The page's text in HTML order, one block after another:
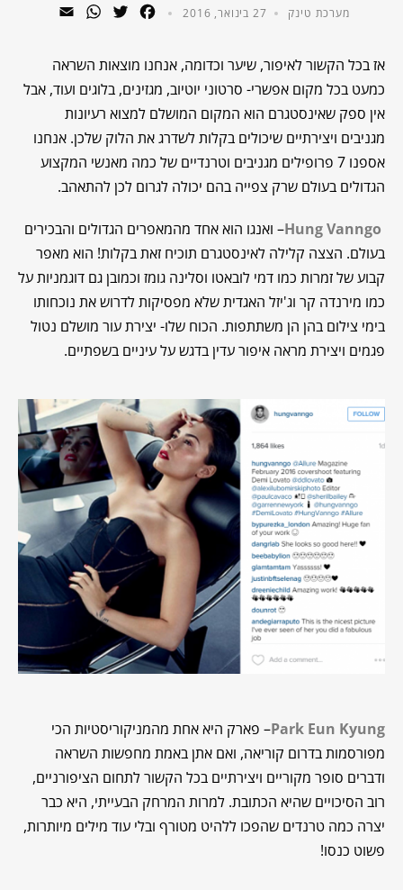
מערכת טינק 27 בינואר, 2016 Facebook
Twitter
WhatsApp
אז בכל הקשור לאיפור, שיער וכדומה, אנחנו מוצאות השראה
כמעט בכל מקום אפשרי- סרטוני יוטיוב, מגזינים, בלוגים ועוד, אבל
אין ספק שאינסטגרם הוא המקום המושלם למצוא רעיונות
מגניבים ויצירתיים שיכולים בקלות לשדרג את הלוק שלכן. אנחנו
אספנו 7 פרופילים מגניבים וטרנדיים של כמה מאנשי המקצוע
הגדולים בעולם שרק צפייה בהם יכולה לגרום לכן להתאהב.
Hung Vanngo– ואנגו הוא אחד מהמאפרים הגדולים והבכירים
בעולם. הצצה קלילה לאינסטגרם תוכיח זאת בקלות! הוא מאפר
קבוע של זמרות כמו דמי לובאטו וסלינה גומז וכמובן גם דוגמניות על
כמו מירנדה קר וג'יזל האגדית שלא מפסיקות לדרוש את נוכחותו
בימי צילום בהן הן משתתפות. הכוח שלו- יצירת עור מושלם נטול
פגמים ויצירת מראה איפור עדין בדגש על עיניים בשפתיים.
Park Eun Kyung– פארק היא אחת מהמניקוריסטיות הכי
מפורסמות בדרום קוריאה, ואם אתן באמת מחפשות השראה
ודברים סופר מקוריים ויצירתיים בכל הקשור לתחום הציפורניים,
רוב הסיכויים שהיא הכתובת. למרות המרחק הבעייתי, היא כבר
יצרה כמה טרנדים שהפכו ללהיט מטורף ובלי עוד מילים מיותרות,
פשוט כנסו!